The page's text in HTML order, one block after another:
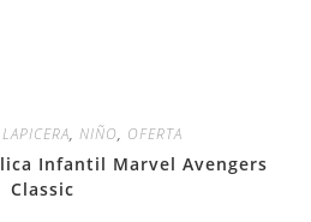
LAPICERA, NIÑO, OFERTA
Infantil Marvel Avengers
Classic